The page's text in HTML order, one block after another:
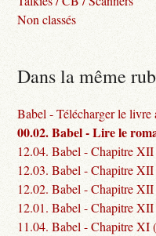
Non classés
Dans la même
Babel - Télécharger le livre
00.02. Babel - Lire le
12.04. Babel - Chapitre
12.03. Babel - Chapitre
12.02. Babel - Chapitre
12.01. Babel - Chapitre
11.04. Babel - Chapitre XI